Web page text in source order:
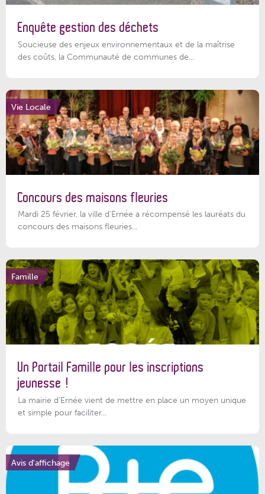
Enquête gestion des déchets
Soucieuse des enjeux environnementaux et de la maîtrise
des coûts, la Communauté de communes de...
Vie Locale
Concours des maisons fleuries
Mardi 25 février, la ville d'Ernée a récompensé les lauréats du
concours des maisons fleuries...
Famille
Un Portail Famille pour les inscriptions
jeunesse !
La mairie d’Ernée vient de mettre en place un moyen unique
et simple pour faciliter...
Avis d'affichage